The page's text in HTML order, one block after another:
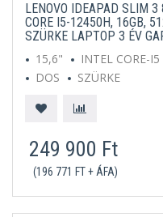
LENOVO IDEAPAD SLIM
CORE I5-12450H, 16GB,
SZÜRKE LAPTOP 3 ÉV
15,6"
INTEL CORE-I5
DOS
SZÜRKE
249 900 Ft
(196 771 FT + ÁFA)